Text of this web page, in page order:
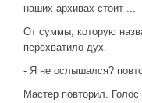
наших архивах стоит ...
От суммы, которую
перехватило дух.
- Я не ослышался?
Мастер повторил.